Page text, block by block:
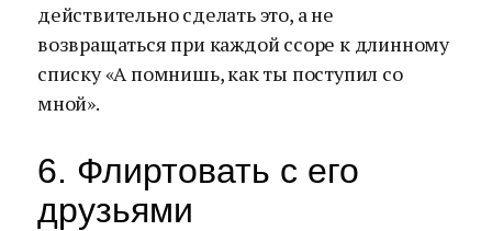
действительно сделать это, а не
возвращаться при каждой ссоре к длинному
списку «А помнишь, как ты поступил со
мной».
6. Флиртовать с его
друзьями